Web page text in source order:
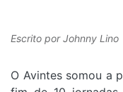
Escrito porJohnny Lino
O Avintes somou a